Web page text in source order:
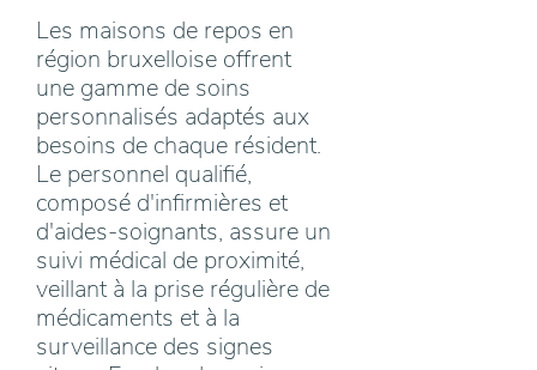
Les maisons de repos en
région bruxelloise offrent
une gamme de soins
personnalisés adaptés aux
besoins de chaque résident.
Le personnel qualifié,
composé d'infirmières et
d'aides-soignants, assure un
suivi médical de proximité,
veillant à la prise régulière de
médicaments et à la
surveillance des signes